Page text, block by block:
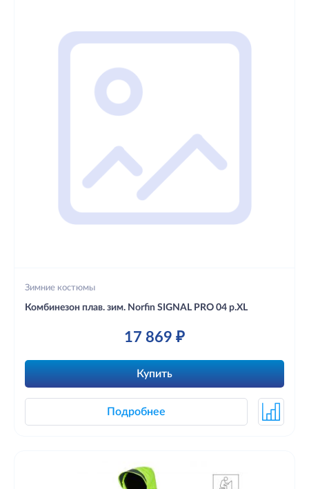
Зимние костюмы
Комбинезон плав. зим. Norfin SIGNAL PRO 04 р.XL
17 869 ₽
Купить
Подробнее